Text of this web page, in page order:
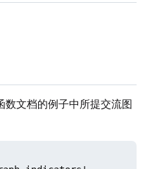
数文档的例子中所提交流图